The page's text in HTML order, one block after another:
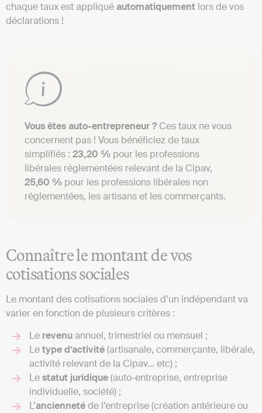
chaque taux est appliquéautomatiquement lors de vos
déclarations !
Vous êtes auto-entrepreneur ? Ces taux ne vous
concernent pas ! Vous bénéficiez de taux
simplifiés : 23,20 % pour les professions
libérales réglementées relevant de la Cipav,
25,60 % pour les professions libérales non
réglementées, les artisans et les commerçants.
Connaître le montant de vos
cotisations sociales
Le montant des cotisations sociales d’un indépendant va
varier en fonction de plusieurs critères :
Le revenuannuel, trimestriel ou mensuel ;
Letype d’activité(artisanale, commerçante, libérale,
activité relevant de la Cipav… etc) ;
Lestatut juridique(auto-entreprise, entreprise
individuelle, société) ;
L’anciennetéde l’entreprise (création antérieure ou